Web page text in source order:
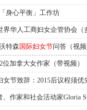
身心平衡」工作坊
华人工商妇女企管协会（
特森 国际妇女节问答（视
位加拿大女作家（带视频）
女节致辞：2015后议程须优
作家和社会活动家Gloria